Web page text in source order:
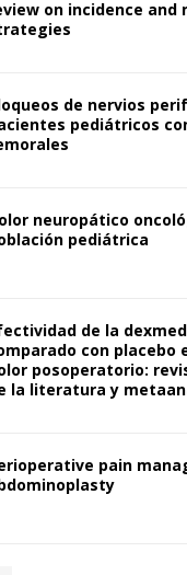
on incidence and
de nervios
pediátricos
neuropático
pediátrica
de la
con placebo
posoperatorio:
la literatura y
pain